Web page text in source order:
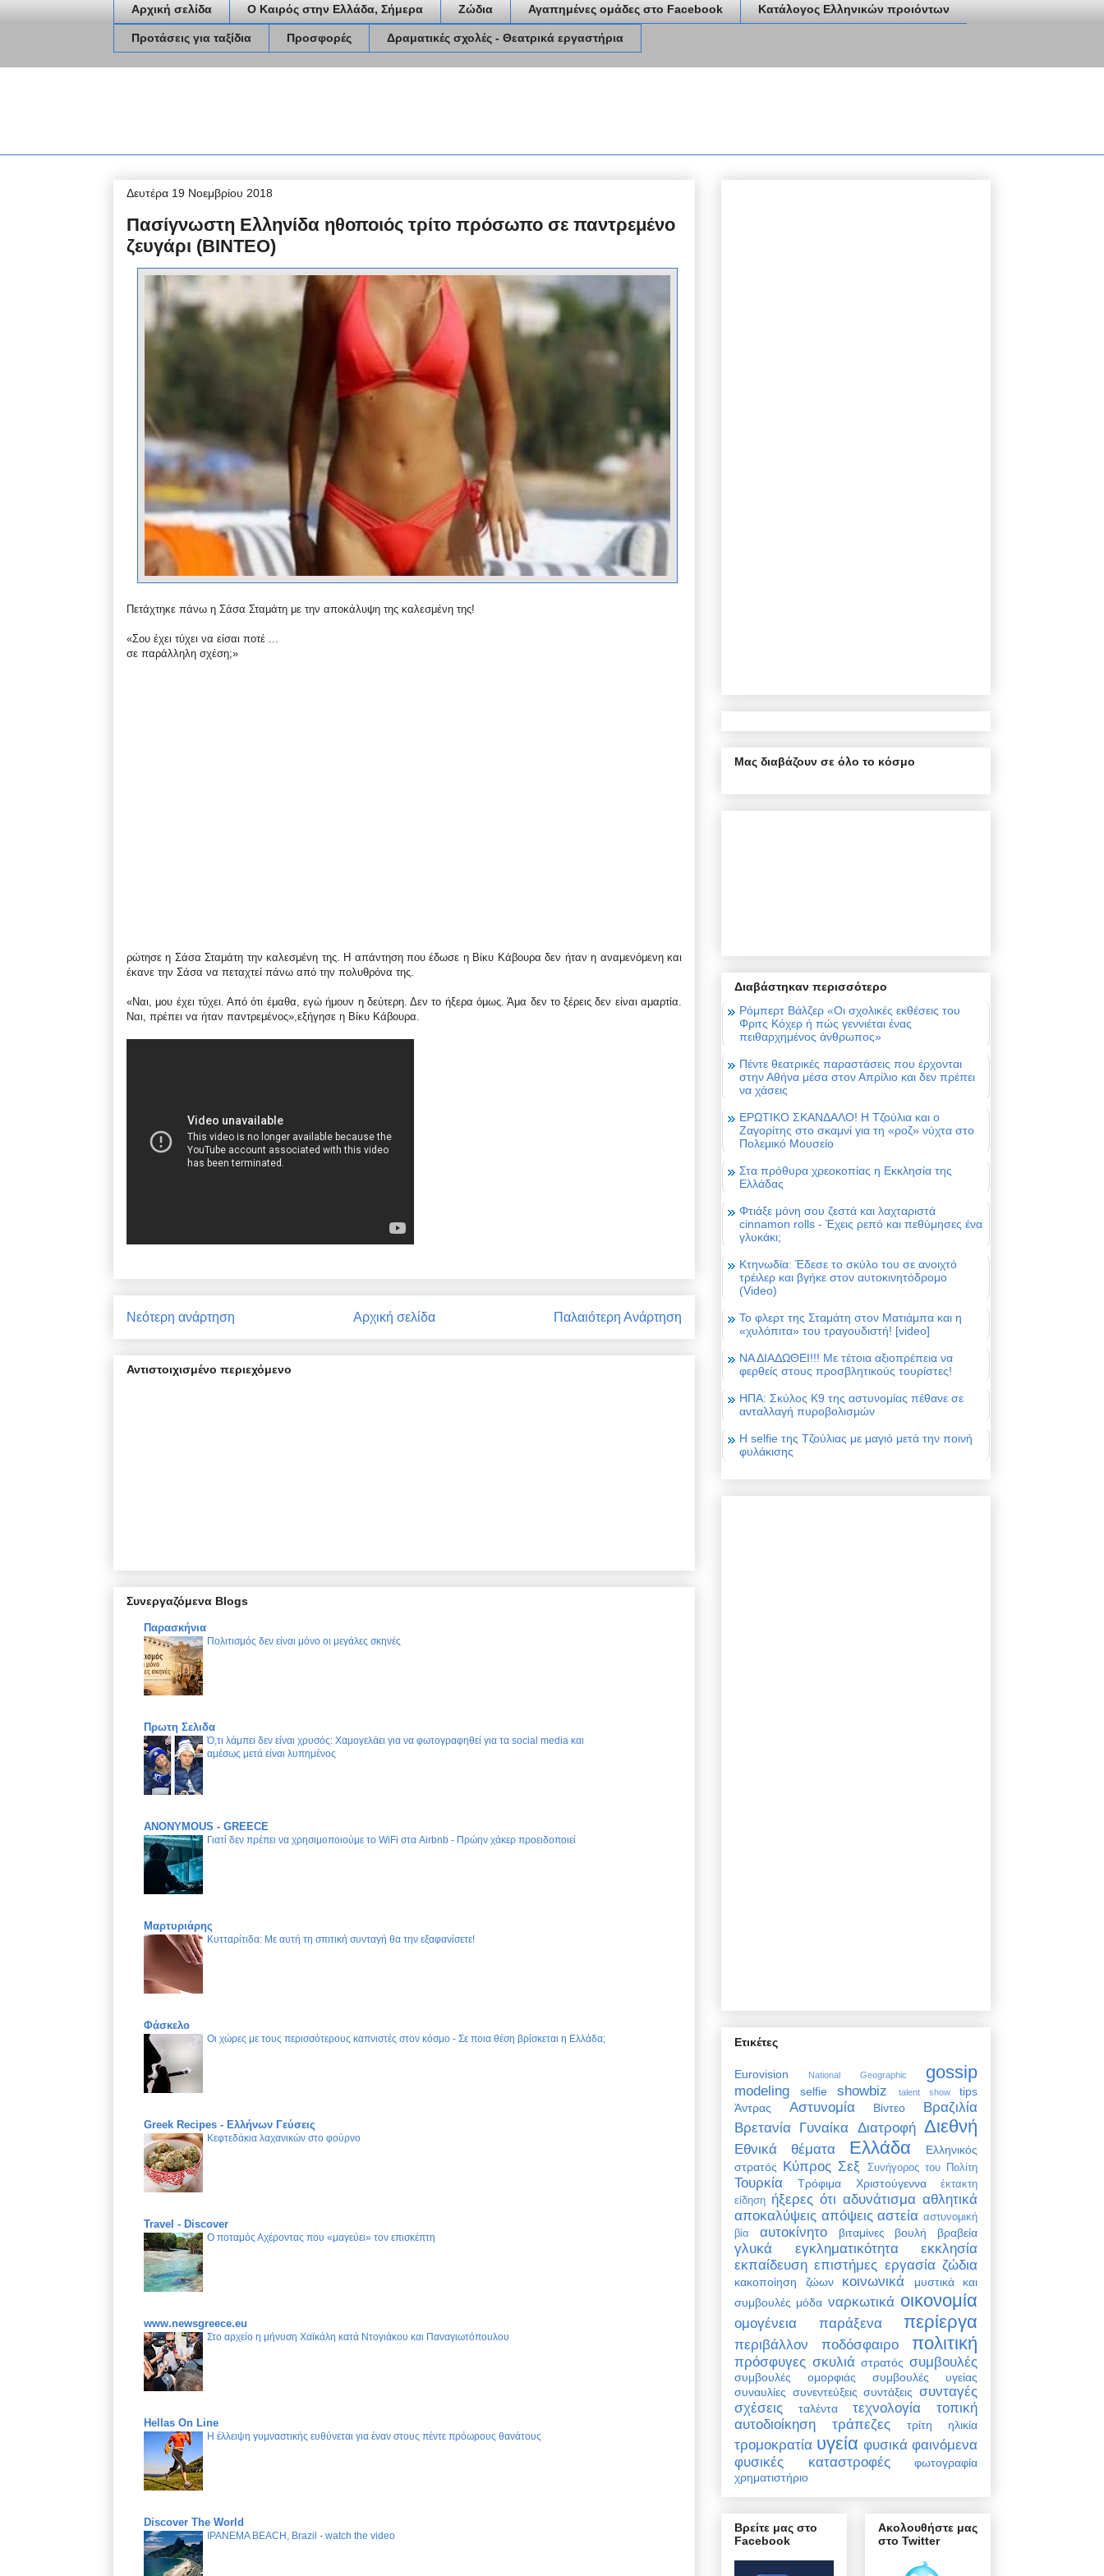
Αρχική σελίδα Ο Καιρός στην Ελλάδα, Σήμερα Ζώδια Αγαπημένες ομάδες στο Facebook Κατάλογος Ελληνικών προιόντων
Προτάσεις για ταξίδια Προσφορές Δραματικές σχολές - Θεατρικά εργαστήρια
Δευτέρα 19 Νοεμβρίου 2018
Πασίγνωστη Ελληνίδα ηθοποιός τρίτο πρόσωπο σε παντρεμένο
ζευγάρι (ΒΙΝΤΕΟ)
Πετάχτηκε πάνω η Σάσα Σταμάτη με την αποκάλυψη της καλεσμένη της!
«Σου έχει τύχει να είσαι ποτέ ...
σε παράλληλη σχέση;»
ρώτησε η Σάσα Σταμάτη την καλεσμένη της. Η απάντηση που έδωσε η Βίκυ Κάβουρα δεν ήταν η αναμενόμενη και
έκανε την Σάσα να πεταχτεί πάνω από την πολυθρόνα της.
«Ναι, μου έχει τύχει. Από ότι έμαθα, εγώ ήμουν η δεύτερη. Δεν το ήξερα όμως. Άμα δεν το ξέρεις δεν είναι αμαρτία.
Ναι, πρέπει να ήταν παντρεμένος»,εξήγησε η Βίκυ Κάβουρα.
Νεότερη ανάρτηση Παλαιότερη Ανάρτηση
Αρχική σελίδα
Αντιστοιχισμένο περιεχόμενο
Συνεργαζόμενα Blogs
Παρασκήνια
Πολιτισμός δεν είναι μόνο οι μεγάλες σκηνές
Πρωτη Σελιδα
Ό,τι λάμπει δεν είναι χρυσός: Χαμογελάει για να φωτογραφηθεί για τα social media και
αμέσως μετά είναι λυπημένος
ANONYMOUS - GREECE
Γιατί δεν πρέπει να χρησιμοποιούμε το WiFi στα Airbnb - Πρώην χάκερ προειδοποιεί
Μαρτυριάρης
Κυτταρίτιδα: Με αυτή τη σπιτική συνταγή θα την εξαφανίσετε!
Φάσκελο
Οι χώρες με τους περισσότερους καπνιστές στον κόσμο - Σε ποια θέση βρίσκεται η Ελλάδα;
Greek Recipes - Ελλήνων Γεύσεις
Κεφτεδάκια λαχανικών στο φούρνο
Travel - Discover
Ο ποταμός Αχέροντας που «μαγεύει» τον επισκέπτη
www.newsgreece.eu
Στο αρχείο η μήνυση Χαϊκάλη κατά Ντογιάκου και Παναγιωτόπουλου
Hellas On Line
Η έλλειψη γυμναστικής ευθύνεται για έναν στους πέντε πρόωρους θανάτους
Discover The World
IPANEMA BEACH, Brazil - watch the video
Μας διαβάζουν σε όλο το κόσμο
Διαβάστηκαν περισσότερο
Ρόμπερτ Βάλζερ «Οι σχολικές εκθέσεις του
Φριτς Κόχερ ή πώς γεννιέται ένας
πειθαρχημένος άνθρωπος»
Πέντε θεατρικές παραστάσεις που έρχονται
στην Αθήνα μέσα στον Απρίλιο και δεν πρέπει
να χάσεις
ΕΡΩΤΙΚΟ ΣΚΑΝΔΑΛΟ! Η Τζούλια και ο
Ζαγορίτης στο σκαμνί για τη «ροζ» νύχτα στο
Πολεμικό Μουσείο
Στα πρόθυρα χρεοκοπίας η Εκκλησία της
Ελλάδας
Φτιάξε μόνη σου ζεστά και λαχταριστά
cinnamon rolls - Έχεις ρεπό και πεθύμησες ένα
γλυκάκι;
Κτηνωδία: Έδεσε το σκύλο του σε ανοιχτό
τρέιλερ και βγήκε στον αυτοκινητόδρομο
(Video)
Το φλερτ της Σταμάτη στον Ματιάμπα και η
«χυλόπιτα» του τραγουδιστή! [video]
ΝΑ ΔΙΑΔΩΘΕΙ!!! Με τέτοια αξιοπρέπεια να
φερθείς στους προσβλητικούς τουρίστες!
ΗΠΑ: Σκύλος Κ9 της αστυνομίας πέθανε σε
ανταλλαγή πυροβολισμών
Η selfie της Τζούλιας με μαγιό μετά την ποινή
φυλάκισης
Ετικέτες
Eurovision National Geographic gossip
modeling selfie showbiz talent show
tips
Άντρας
Αστυνομία Βίντεο
Βραζιλία
Βρετανία Γυναίκα Διατροφή Διεθνή
Εθνικά θέματα Ελλάδα
Ελληνικός
στρατός Κύπρος Σεξ Συνήγορος του Πολίτη
Τουρκία Τρόφιμα Χριστούγεννα
έκτακτη
είδηση ήξερες ότι αδυνάτισμα αθλητικά
αποκαλύψεις απόψεις αστεία αστυνομική
βία
αυτοκίνητο βιταμίνες βουλή βραβεία
γλυκά εγκληματικότητα
εκκλησία
εκπαίδευση επιστήμες εργασία ζώδια
κακοποίηση ζώων κοινωνικά
μυστικά και
συμβουλές μόδα ναρκωτικά οικονομία
ομογένεια παράξενα περίεργα
περιβάλλον ποδόσφαιρο πολιτική
πρόσφυγες σκυλιά στρατός συμβουλές
συμβουλές ομορφιάς
συμβουλές υγείας
συναυλίες συνεντεύξεις συντάξεις συνταγές
σχέσεις
ταλέντα τεχνολογία
τοπική
αυτοδιοίκηση
τράπεζες τρίτη ηλικία
τρομοκρατία υγεία φυσικά φαινόμενα
φυσικές καταστροφές
φωτογραφία
χρηματιστήριο
Βρείτε μας στο
Facebook
Ακολουθήστε μας
στο Twitter